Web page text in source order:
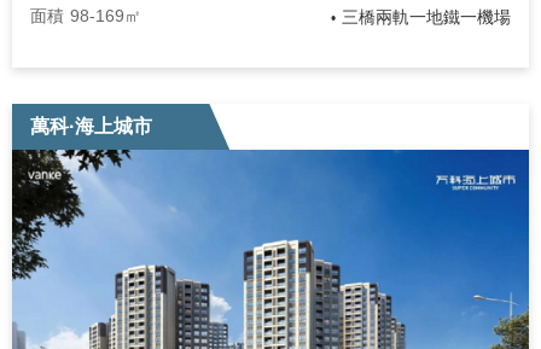
面積 98-169㎡ • 三橋兩軌一地鐵一機場
萬科·海上城市